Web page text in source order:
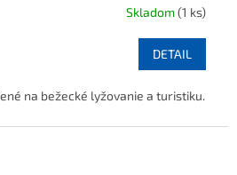
Skladom(1 ks)
DETAIL
na bežecké lyžovanie a turistiku.